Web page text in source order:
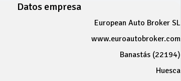
Datos empresa
European Auto Broker SL
www.euroautobroker.com
Banastás (22194)
Huesca